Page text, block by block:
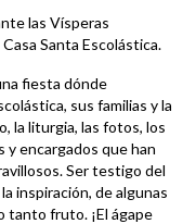
las Vísperas
Santa Escolástica.
fiesta dónde
sus familias y la
la liturgia, las fotos, los
y encargados que han
Ser testigo del
inspiración, de algunas
tanto fruto. ¡El ágape